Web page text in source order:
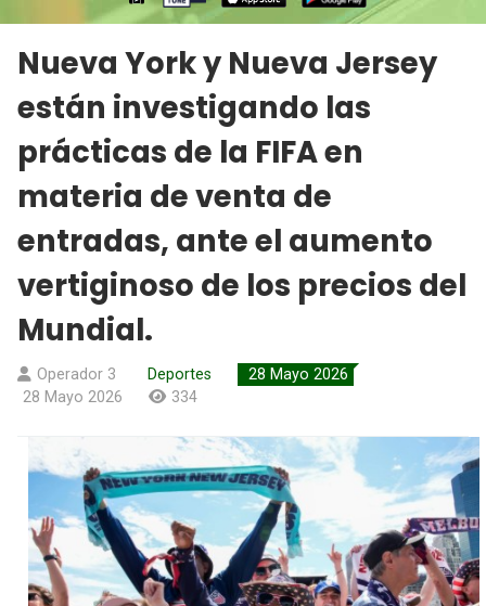
Nueva York y Nueva Jersey
están investigando las
prácticas de la FIFA en
materia de venta de
entradas, ante el aumento
vertiginoso de los precios del
Mundial.
Operador 3 Deportes
28 Mayo 2026
28 Mayo 2026
334